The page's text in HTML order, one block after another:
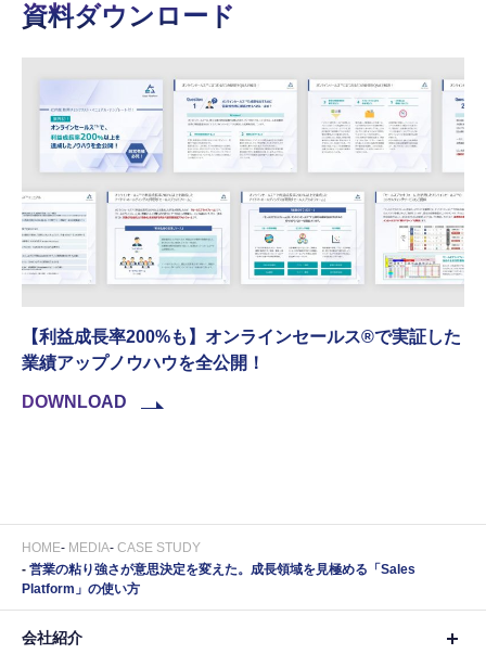
資料ダウンロード
【利益成長率200%も】オンラインセールス®︎で実証した
業績アップノウハウを全公開！
DOWNLOAD
HOME MEDIA CASE STUDY
営業の粘り強さが意思決定を変えた。成長領域を見極める「Sales
Platform」の使い方
会社紹介